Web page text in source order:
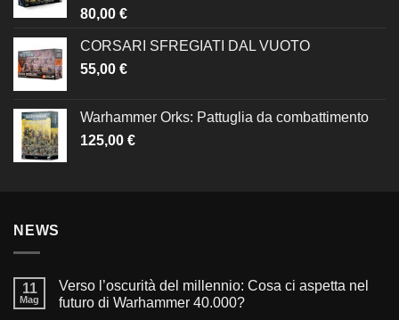
80,00 €
CORSARI SFREGIATI DAL VUOTO
55,00 €
Warhammer Orks: Pattuglia da combattimento
125,00 €
NEWS
11
Mag
Verso l’oscurità del millennio: Cosa ci aspetta nel
futuro di Warhammer 40.000?